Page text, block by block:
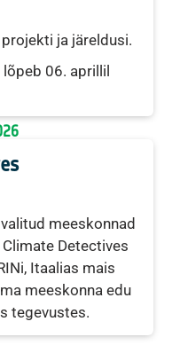
ja järeldusi.
06. aprillil
meeskonnad
Detectives
Itaalias mais
meeskonna edu
tegevustes.